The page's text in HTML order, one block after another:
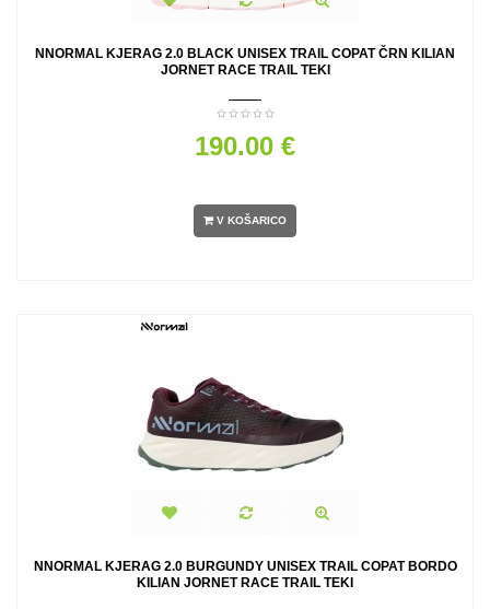
NNORMAL KJERAG 2.0 BLACK UNISEX TRAIL COPAT ČRN KILIAN
JORNET RACE TRAIL TEKI
190.00 €
V KOŠARICO
NNORMAL KJERAG 2.0 BURGUNDY UNISEX TRAIL COPAT BORDO
KILIAN JORNET RACE TRAIL TEKI